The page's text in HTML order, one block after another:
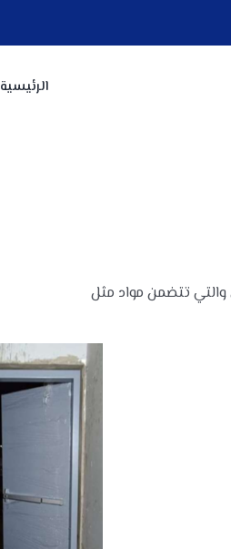
الرئيسية
والتي تتضمن مواد مثل